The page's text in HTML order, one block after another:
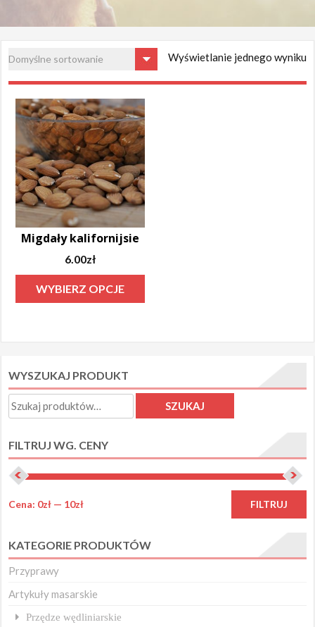
Wyświetlanie jednego wyniku
Migdały kalifornijsie
6.00zł
WYBIERZ OPCJE
produkt
można
wybrać
stronie
produktu
WYSZUKAJ PRODUKT
Szukaj: SZUKAJ
FILTRUJ WG. CENY
FILTRUJ
Cena: 0zł — 10zł
KATEGORIE PRODUKTÓW
Przyprawy
Artykuły masarskie
Przędze wędliniarskie